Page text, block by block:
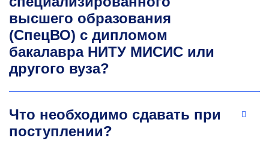
публикаций, монографий. Эксперт, модератор,
организатор и спикер национальных
и международных научных конференций
и форумов. Председатель Комитета
по предпринимательскому образованию
«ОПОРЫ РОССИИ», член Экспертного совета
Агентства стратегических инициатив (АСИ):
liapuntsova.ev@misis.ru
высшего образования
(СпецВО) с дипломом
бакалавра НИТУ МИСИС или
другого вуза?
Что необходимо сдавать при
поступлении?